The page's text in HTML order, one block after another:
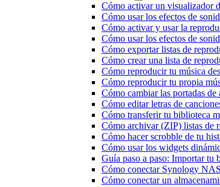
Cómo activar un visualizador
Cómo usar los efectos de
Cómo activar y usar la
Cómo usar los efectos de
Cómo exportar listas de
Cómo crear una lista de
Cómo reproducir tu música
Cómo reproducir tu propia
Cómo cambiar las portadas
Cómo editar letras de
Cómo transferir tu biblioteca
Cómo archivar (ZIP) listas de
Cómo hacer scrobble de tu
Cómo usar los widgets
Guía paso a paso: Importar
Cómo conectar Synology
Cómo conectar un